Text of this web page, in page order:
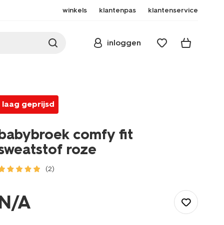
winkels klantenpas klantenservice
inloggen
laag geprijsd
comfy fit
roze
(2)
broeken/babybroek-
comfy-A